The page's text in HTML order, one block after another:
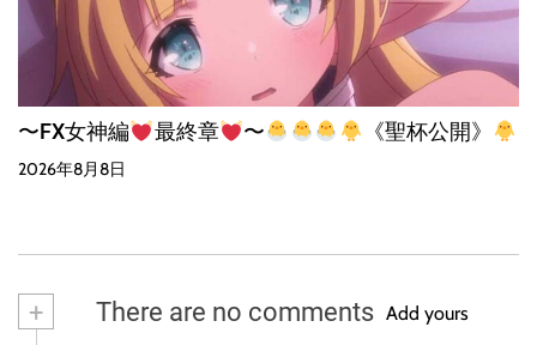
〜FX女神編 最終章 〜 《聖杯公開》
2026年8月8日
+ There are no comments Add yours